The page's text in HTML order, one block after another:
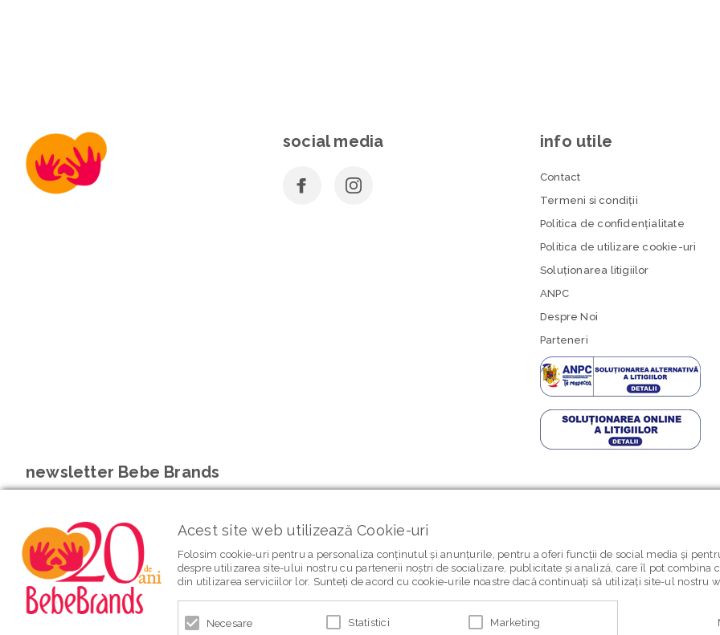
social media info utile
Contact
Termeni si condiţii
Politica de confidenţialitate
Politica de utilizare cookie-uri
Soluționarea litigiilor
ANPC
Despre Noi
Parteneri
newsletter Bebe Brands
Acest site web utilizează Cookie-uri
Folosim cookie-uri pentru a personaliza conținutul și anunțurile, pentru a oferi funcții de social media și
despre utilizarea site-ului nostru cu partenerii noștri de socializare, publicitate și analiză, care îl pot
din utilizarea serviciilor lor. Sunteți de acord cu cookie-urile noastre dacă continuați să utilizați site-ul nostru
Necesare Statistici Marketing